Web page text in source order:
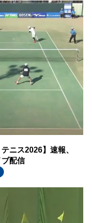
ニス2026】速報、
配信